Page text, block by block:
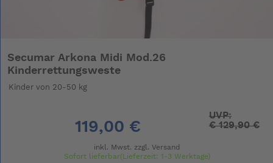
Secumar Arkona Midi Mod.26
Kinderrettungsweste
Kinder von 20-50 kg
119,00 €
UVP:
€129,90 €
inkl. Mwst. zzgl. Versand
Sofort lieferbar(Lieferzeit: 1-3 Werktage)